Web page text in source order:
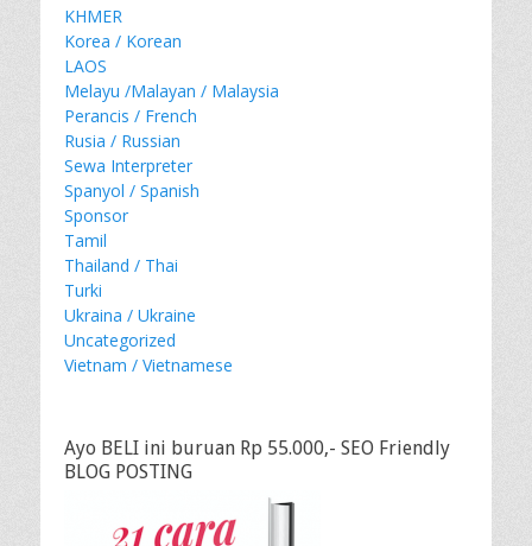
KHMER
Korea / Korean
LAOS
Melayu /Malayan / Malaysia
Perancis / French
Rusia / Russian
Sewa Interpreter
Spanyol / Spanish
Sponsor
Tamil
Thailand / Thai
Turki
Ukraina / Ukraine
Uncategorized
Vietnam / Vietnamese
Ayo BELI ini buruan Rp 55.000,- SEO Friendly
BLOG POSTING